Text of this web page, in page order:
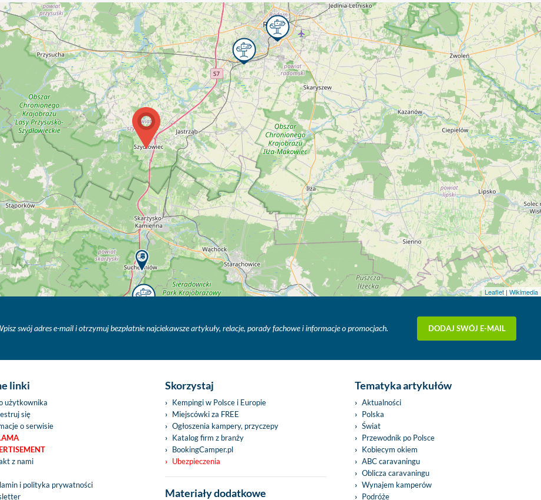
Leaflet | Wikimedia
swój adres e-mail i otrzymuj bezpłatnie najciekawsze artykuły, relacje, porady fachowe i informacje o promocjach. DODAJ SWÓJ E-MAIL
linki
użytkownika
się
o serwisie
z nami
i polityka prywatności
Skorzystaj
Kempingi w Polsce i Europie
Miejscówki za FREE
Ogłoszenia kampery, przyczepy
Katalog firm z branży
BookingCamper.pl
Ubezpieczenia
Materiały dodatkowe
Tematyka artykułów
Aktualności
Polska
Świat
Przewodnik po Polsce
Kobiecym okiem
ABC caravaningu
Oblicza caravaningu
Wynajem kamperów
Podróże